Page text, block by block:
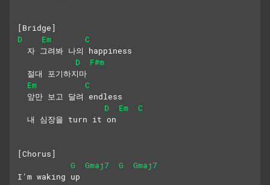
[Bridge]
D
Em
C
  자 그려봐 나의 happiness
D
F#m
  절대 포기하지마
Em
C
  앞만 보고 달려 endless
D
Em
C
  내 심장을 turn it on
[Chorus]
G
Gmaj7 G
Gmaj7
I'm waking up